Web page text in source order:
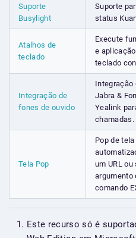
Suporte
Busylight
Suporte
status
Atalhos de
teclado
Execute
e
teclado
Integração de
fones de ouvido
Integração
Jabra &
Yealink
chamadas.
Tela Pop
Pop de
um URL
argumento
comando
Este recurso só é